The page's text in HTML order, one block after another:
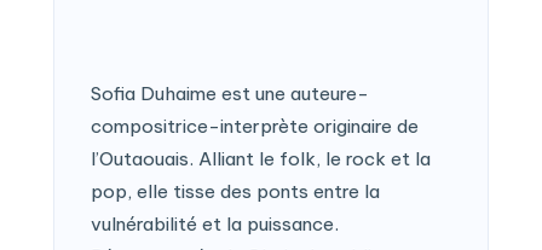
Sofia Duhaime est une auteure-
compositrice-interprète originaire de
l’Outaouais. Alliant le folk, le rock et la
pop, elle tisse des ponts entre la
vulnérabilité et la puissance.